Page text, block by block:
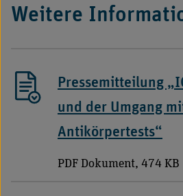
Weitere
Pressemitteilung
und der Umgang
Antikörpertests“
PDF Dokument, 474 KB